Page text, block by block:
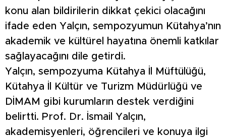
konu alan bildirilerin dikkat çekici olacağını
ifade eden Yalçın, sempozyumun Kütahya’nın
akademik ve kültürel hayatına önemli katkılar
sağlayacağını dile getirdi.
Yalçın, sempozyuma Kütahya İl Müftülüğü,
Kütahya İl Kültür ve Turizm Müdürlüğü ve
DİMAM gibi kurumların destek verdiğini
belirtti. Prof. Dr. İsmail Yalçın,
akademisyenleri, öğrencileri ve konuya ilgi